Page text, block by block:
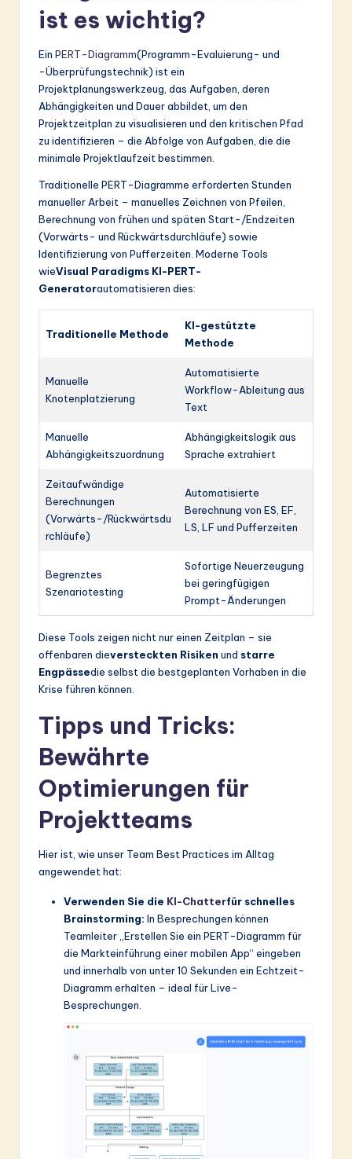
ist es wichtig?
Ein PERT-Diagramm(Programm-Evaluierung- und
-Überprüfungstechnik) ist ein
Projektplanungswerkzeug, das Aufgaben, deren
Abhängigkeiten und Dauer abbildet, um den
Projektzeitplan zu visualisieren und den kritischen Pfad
zu identifizieren – die Abfolge von Aufgaben, die die
minimale Projektlaufzeit bestimmen.
Traditionelle PERT-Diagramme erforderten Stunden
manueller Arbeit – manuelles Zeichnen von Pfeilen,
Berechnung von frühen und späten Start-/Endzeiten
(Vorwärts- und Rückwärtsdurchläufe) sowie
Identifizierung von Pufferzeiten. Moderne Tools
wieVisual Paradigms KI-PERT-
Generatorautomatisieren dies:
Traditionelle Methode
KI-gestützte
Methode
Manuelle
Knotenplatzierung
Automatisierte
Workflow-Ableitung aus
Text
Manuelle
Abhängigkeitszuordnung
Abhängigkeitslogik aus
Sprache extrahiert
Zeitaufwändige
Berechnungen
(Vorwärts-/Rückwärtsdu
rchläufe)
Automatisierte
Berechnung von ES, EF,
LS, LF und Pufferzeiten
Begrenztes
Szenariotesting
Sofortige Neuerzeugung
bei geringfügigen
Prompt-Änderungen
Diese Tools zeigen nicht nur einen Zeitplan – sie
offenbaren dieversteckten Risiken und starre
Engpässedie selbst die bestgeplanten Vorhaben in die
Krise führen können.
Tipps und Tricks:
Bewährte
Optimierungen für
Projektteams
Hier ist, wie unser Team Best Practices im Alltag
angewendet hat:
Verwenden Sie die KI-Chatterfür schnelles
Brainstorming: In Besprechungen können
Teamleiter „Erstellen Sie ein PERT-Diagramm für
die Markteinführung einer mobilen App“ eingeben
und innerhalb von unter 10 Sekunden ein Echtzeit-
Diagramm erhalten – ideal für Live-
Besprechungen.